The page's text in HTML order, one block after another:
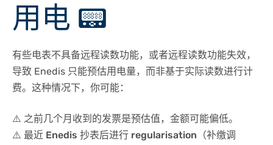
用电 📟
有些电表不具备远程读数功能，或者远程读数功能失效，
导致 Enedis 只能预估用电量，而非基于实际读数进行计
费。这种情况下，你可能：
⚠️ 之前几个月收到的发票是预估值，金额可能偏低。
⚠️ 最近 Enedis 抄表后进行 regularisation（补缴调